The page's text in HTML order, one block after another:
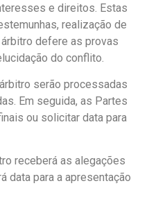
e direitos. Estas
realização de
defere as provas
do conflito.
serão processadas
Em seguida, as Partes
ou solicitar data para
receberá as alegações
data para a apresentação